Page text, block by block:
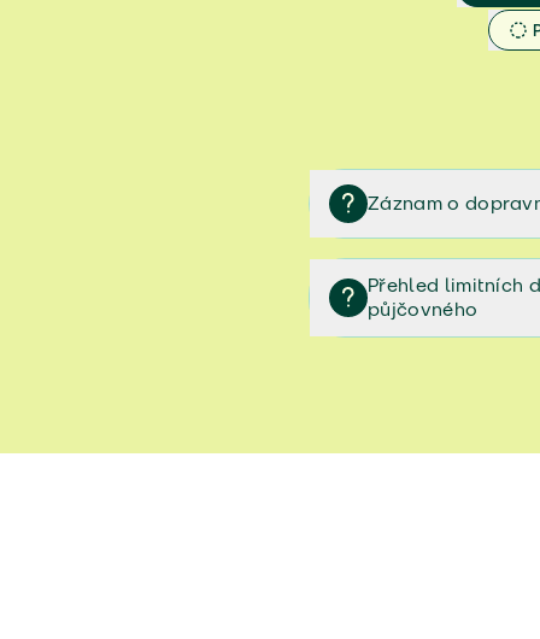
Záznam o
Záznam o dopravní
Přehled limitních
půjčovného